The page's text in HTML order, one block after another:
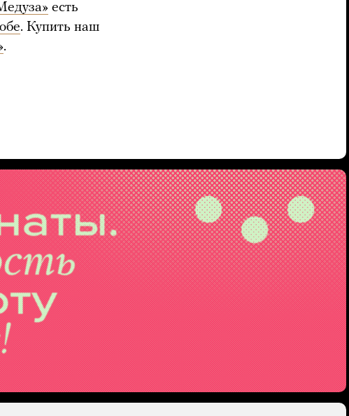
есть
. Купить наш
.